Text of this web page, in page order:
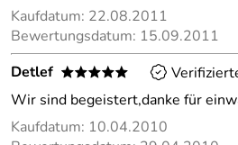
Kaufdatum: 22.08.2011
Bewertungsdatum: 15.09.2011
Detlef
*****
Wir sind begeistert,danke für
Kaufdatum: 10.04.2010